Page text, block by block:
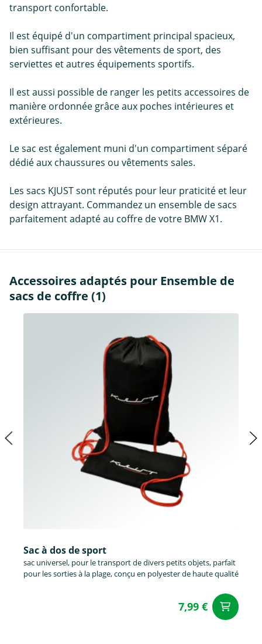
transport confortable.
Il est équipé d'un compartiment principal spacieux,
bien suffisant pour des vêtements de sport, des
serviettes et autres équipements sportifs.
Il est aussi possible de ranger les petits accessoires de
manière ordonnée grâce aux poches intérieures et
extérieures.
Le sac est également muni d'un compartiment séparé
dédié aux chaussures ou vêtements sales.
Les sacs KJUST sont réputés pour leur praticité et leur
design attrayant. Commandez un ensemble de sacs
parfaitement adapté au coffre de votre BMW X1.
Accessoires adaptés pour Ensemble de
sacs de coffre (1)
Sac à dos de sport
sac universel, pour le transport de divers petits objets, parfait
pour les sorties à la plage, conçu en polyester de haute qualité
7,99 €